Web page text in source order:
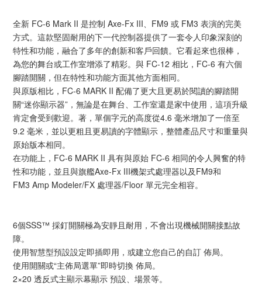
全新 FC-6 Mark II 是控制 Axe-Fx III、FM9 或 FM3 表演的完美
方式。這款堅固耐用的下一代控制器提供了一套令人印象深刻的
特性和功能，融合了多年的創新和客戶回饋。它看起來也很棒，
為您的舞台或工作室增添了精彩。與 FC-12 相比，FC-6 有六個
腳踏開關，但在特性和功能方面其他方面相同。
與原版相比，FC-6 MARK II 配備了更大且更易於閱讀的腳踏開
關“迷你顯示器”，無論是在舞台、工作室還是家中使用，這項升級
肯定會受到歡迎。著，單個字元的高度從4.6 毫米增加了一倍至
9.2 毫米，並以更粗且更易讀的字體顯示，整體產品尺寸和重量與
原始版本相同。
在功能上，FC-6 MARK II 具有與原始 FC-6 相同的令人興奮的特
性和功能，並且與旗艦Axe-Fx III機架式處理器以及FM9和
FM3 Amp Modeler/FX 處理器/Floor 單元完全相容。
6個SSS™ 採釘開關極為安靜且耐用，不會出現機械開關接點故
障。
使用智慧型預設設定即插即用，或建立您自己的自訂 佈局。
使用開關或“主佈局選單”即時切換 佈局。
2×20 透反式主顯示幕顯示 預設、場景等。